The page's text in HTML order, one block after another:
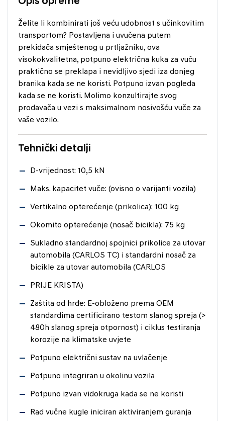
Želite li kombinirati još veću udobnost s učinkovitim
transportom? Postavljena i uvučena putem
prekidača smještenog u prtljažniku, ova
visokokvalitetna, potpuno električna kuka za vuču
praktično se preklapa i nevidljivo sjedi iza donjeg
branika kada se ne koristi. Potpuno izvan pogleda
kada se ne koristi. Molimo konzultirajte svog
prodavača u vezi s maksimalnom nosivošću vuče za
vaše vozilo.
Tehnički detalji
D-vrijednost: 10,5 kN
Maks. kapacitet vuče: (ovisno o varijanti vozila)
Vertikalno opterećenje (prikolica): 100 kg
Okomito opterećenje (nosač bicikla): 75 kg
Sukladno standardnoj spojnici prikolice za utovar
automobila (CARLOS TC) i standardni nosač za
bicikle za utovar automobila (CARLOS
PRIJE KRISTA)
Zaštita od hrđe: E-obloženo prema OEM
standardima certificirano testom slanog spreja (>
480h slanog spreja otpornost) i ciklus testiranja
korozije na klimatske uvjete
Potpuno električni sustav na uvlačenje
Potpuno integriran u okolinu vozila
Potpuno izvan vidokruga kada se ne koristi
Rad vučne kugle iniciran aktiviranjem guranja